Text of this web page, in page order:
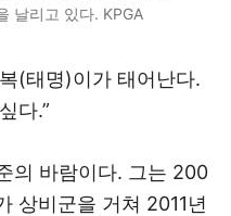
날리고 있다. KPGA
(태명)이가 태어난다.
다.”
의 바람이다. 그는 200
상비군을 거쳐 2011년